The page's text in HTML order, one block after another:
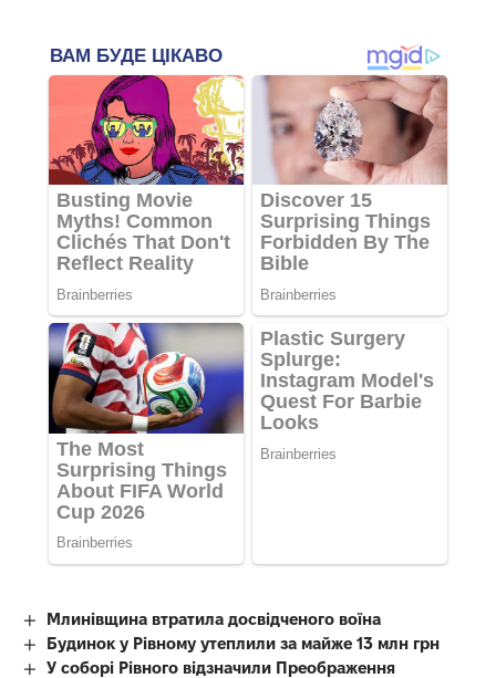
Млинівщина втратила досвідченого воїна
Будинок у Рівному утеплили за майже 13 млн грн
У соборі Рівного відзначили Преображення